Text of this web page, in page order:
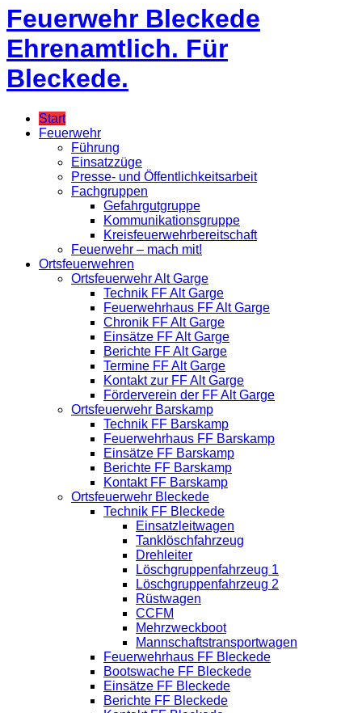
Feuerwehr Bleckede
Ehrenamtlich. Für
Bleckede.
Start
Feuerwehr
Führung
Einsatzzüge
Presse- und Öffentlichkeitsarbeit
Fachgruppen
Gefahrgutgruppe
Kommunikationsgruppe
Kreisfeuerwehrbereitschaft
Feuerwehr – mach mit!
Ortsfeuerwehren
Ortsfeuerwehr Alt Garge
Technik FF Alt Garge
Feuerwehrhaus FF Alt Garge
Chronik FF Alt Garge
Einsätze FF Alt Garge
Berichte FF Alt Garge
Termine FF Alt Garge
Kontakt zur FF Alt Garge
Förderverein der FF Alt Garge
Ortsfeuerwehr Barskamp
Technik FF Barskamp
Feuerwehrhaus FF Barskamp
Einsätze FF Barskamp
Berichte FF Barskamp
Kontakt FF Barskamp
Ortsfeuerwehr Bleckede
Technik FF Bleckede
Einsatzleitwagen
Tanklöschfahrzeug
Drehleiter
Löschgruppenfahrzeug 1
Löschgruppenfahrzeug 2
Rüstwagen
CCFM
Mehrzweckboot
Mannschaftstransportwagen
Feuerwehrhaus FF Bleckede
Bootswache FF Bleckede
Einsätze FF Bleckede
Berichte FF Bleckede